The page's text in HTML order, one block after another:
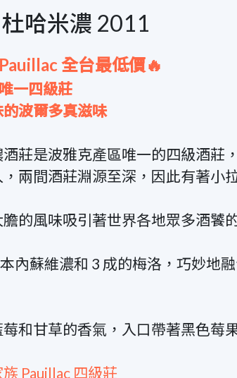
哈米濃 2011
全台最低價🔥
一四級莊
波爾多真滋味
莊是波雅克產區唯一的四級酒莊
兩間酒莊淵源至深，因此有著小
的風味吸引著世界各地眾多酒饕
內蘇維濃和 3 成的梅洛，巧妙地
和甘草的香氣，入口帶著黑色莓
Pauillac 四級莊